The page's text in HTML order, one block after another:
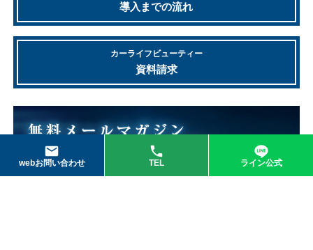
導入までの流れ
カーライフビューティー
資料請求
webお問い合わせ TEL ライン公式